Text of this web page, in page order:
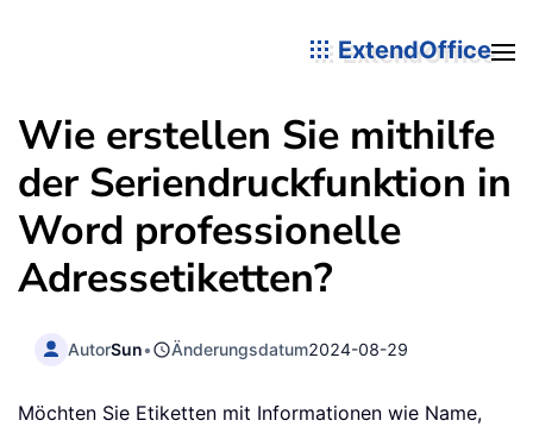
ExtendOffice
Wie erstellen Sie mithilfe
der Seriendruckfunktion in
Word professionelle
Adressetiketten?
AutorSun• Änderungsdatum2024-08-29
Möchten Sie Etiketten mit Informationen wie Name,